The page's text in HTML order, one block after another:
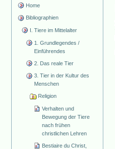
Home
Bibliographien
I. Tiere im Mittelalter
1. Grundlegendes /
Einführendes
2. Das reale Tier
3. Tier in der Kultur des
Menschen
Religion
Verhalten und
Bewegung der Tiere
nach frühen
christlichen Lehren
Bestiaire du Christ,